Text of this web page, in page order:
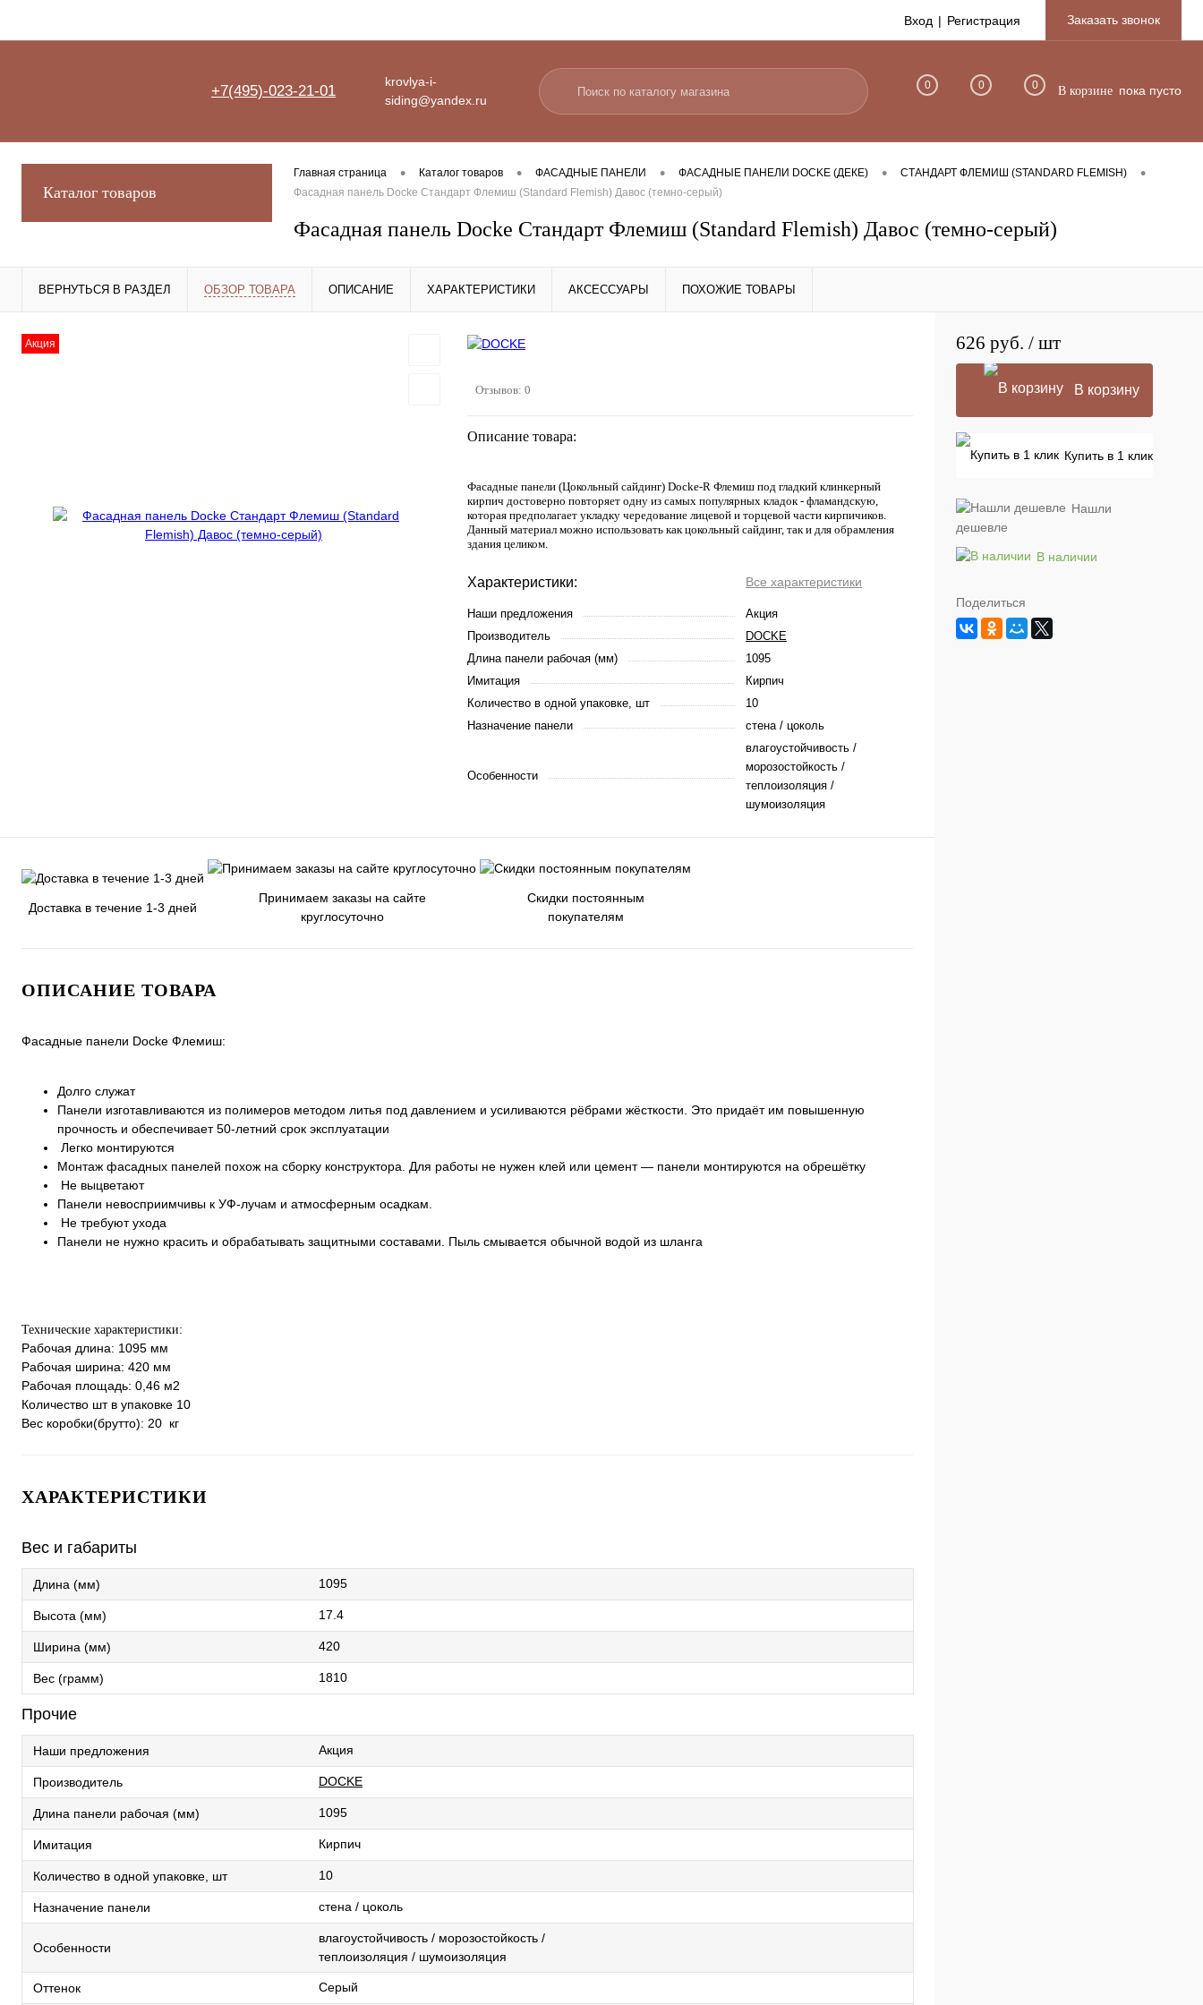
Вход Регистрация Заказать звонок
+7(495)-023-21-01
krovlya-i-
siding@yandex.ru
0 0 0 В корзине пока пусто
Каталог товаров
Главная страница • Каталог товаров • ФАСАДНЫЕ ПАНЕЛИ • ФАСАДНЫЕ ПАНЕЛИ DOCKE (ДЕКЕ) • СТАНДАРТ ФЛЕМИШ (STANDARD FLEMISH) •
Фасадная панель Docke Стандарт Флемиш (Standard Flemish) Давос (темно-серый)
Фасадная панель Docke Стандарт Флемиш (Standard Flemish) Давос (темно-серый)
ВЕРНУТЬСЯ В РАЗДЕЛ ОБЗОР ТОВАРА ОПИСАНИЕ ХАРАКТЕРИСТИКИ АКСЕССУАРЫ ПОХОЖИЕ ТОВАРЫ
Акция
Отзывов: 0
Описание товара:
Фасадные панели (Цокольный сайдинг) Docke-R Флемиш под гладкий клинкерный
кирпич достоверно повторяет одну из самых популярных кладок - фламандскую,
которая предполагает укладку чередование лицевой и торцевой части кирпичиков.
Данный материал можно использовать как цокольный сайдинг, так и для обрамления
здания целиком.
Характеристики: Все характеристики
Наши предложения
Акция
Производитель
DOCKE
Длина панели рабочая (мм)
1095
Имитация
Кирпич
Количество в одной упаковке, шт
10
Назначение панели
стена / цоколь
Особенности
влагоустойчивость /
морозостойкость /
теплоизоляция /
шумоизоляция
Доставка в течение 1-3 дней
Принимаем заказы на сайте
круглосуточно
Скидки постоянным
покупателям
ОПИСАНИЕ ТОВАРА
Фасадные панели Docke Флемиш:
Долго служат
Панели изготавливаются из полимеров методом литья под давлением и усиливаются рёбрами жёсткости. Это придаёт им повышенную
прочность и обеспечивает 50-летний срок эксплуатации
Легко монтируются
Монтаж фасадных панелей похож на сборку конструктора. Для работы не нужен клей или цемент — панели монтируются на обрешётку
Не выцветают
Панели невосприимчивы к УФ-лучам и атмосферным осадкам.
Не требуют ухода
Панели не нужно красить и обрабатывать защитными составами. Пыль смывается обычной водой из шланга
Технические характеристики:
Рабочая длина: 1095 мм
Рабочая ширина: 420 мм
Рабочая площадь: 0,46 м2
Количество шт в упаковке 10
Вес коробки(брутто): 20 кг
ХАРАКТЕРИСТИКИ
Вес и габариты
Длина (мм) 1095
Высота (мм) 17.4
Ширина (мм) 420
Вес (грамм) 1810
Прочие
Наши предложения Акция
Производитель DOCKE
Длина панели рабочая (мм) 1095
Имитация Кирпич
Количество в одной упаковке, шт 10
Назначение панели стена / цоколь
Особенности
влагоустойчивость / морозостойкость /
теплоизоляция / шумоизоляция
Оттенок Серый
626 руб. / шт
В корзину
Купить в 1 клик
Нашли
дешевле
В наличии
Поделиться